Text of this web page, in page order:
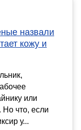
назвали
кожу и
или
что, если
у...